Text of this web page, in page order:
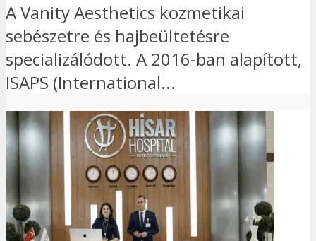
A Vanity Aesthetics kozmetikai
sebészetre és hajbeültetésre
specializálódott. A 2016-ban alapított,
ISAPS (International...